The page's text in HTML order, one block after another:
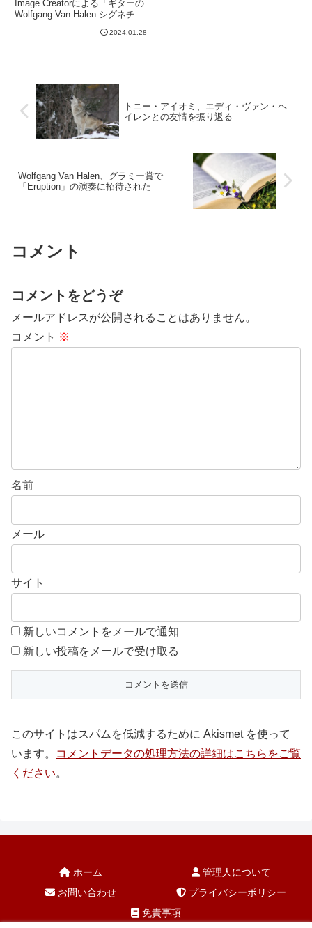
Image Creatorによる「ギターの
Wolfgang Van Halen シグネチャ
絵。」です。塗装がゴッホ風にな
2024.01.28
トニー・アイオミ、エディ・ヴァン・ヘ
イレンとの友情を振り返る
Wolfgang Van Halen、グラミー賞で
「Eruption」の演奏に招待された
コメント
コメントをどうぞ
メールアドレスが公開されることはありません。
コメント ※
名前
メール
サイト
新しいコメントをメールで通知
新しい投稿をメールで受け取る
このサイトはスパムを低減するために Akismet を使って
います。
コメントデータの処理方法の詳細はこちらをご覧
ください。
ホーム
管理人について
お問い合わせ
プライバシーポリシー
免責事項